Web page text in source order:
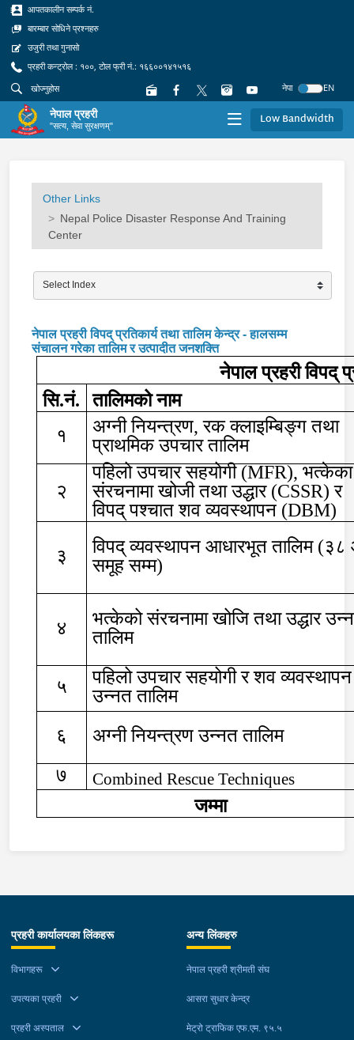
आपतकालीन सम्पर्क नं.
बारम्बार सोधिने प्रश्नहरु
उजुरी तथा गुनासो
प्रहरी कन्ट्रोल : १००, टोल फ्री नं.: १६६००१४१५१६
नेपा
EN
नेपाल प्रहरी
"सत्य, सेवा सुरक्षणम्" Low Bandwidth
Other Links
Nepal Police Disaster Response And Training
Center
नेपाल प्रहरी विपद् प्रतिकार्य तथा तालिम केन्द्र - हालसम्म
संचालन गरेका तालिम र उत्पादीत जनशक्ति
नेपाल प्रहरी विपद्
सि.नं.
तालिमको नाम
१
अग्नी नियन्त्रण,रक क्लाइम्बिङ्ग तथा
प्राथमिक उपचार तालिम
२
पहिलो उपचार सहयोगी (MFR),भत्केका
संरचनामा खोजी तथा उद्धार (CSSR)र
विपद् पश्चात शव व्यवस्थापन (DBM)
३ विपद् व्यवस्थापन आधारभूत तालिम (३८
समूह सम्म)
४
भत्केको संरचनामा खोजि तथा उद्धार
तालिम
५
पहिलो उपचार सहयोगी र शव व्यवस्थापन
उन्नत तालिम
६
अग्नी नियन्त्रण उन्नत तालिम
७
Combined Rescue Techniques
जम्मा
प्रहरी कार्यालयका लिंकहरू
विभागहरू
उपत्यका प्रहरी
प्रहरी अस्पताल
अन्य लिंकहरु
नेपाल प्रहरी श्रीमती संघ
आसरा सुधार केन्द्र
मेट्रो ट्राफिक एफ.एम. ९५.५